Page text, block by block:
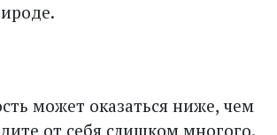
может оказаться ниже, чем
от себя слишком многого.